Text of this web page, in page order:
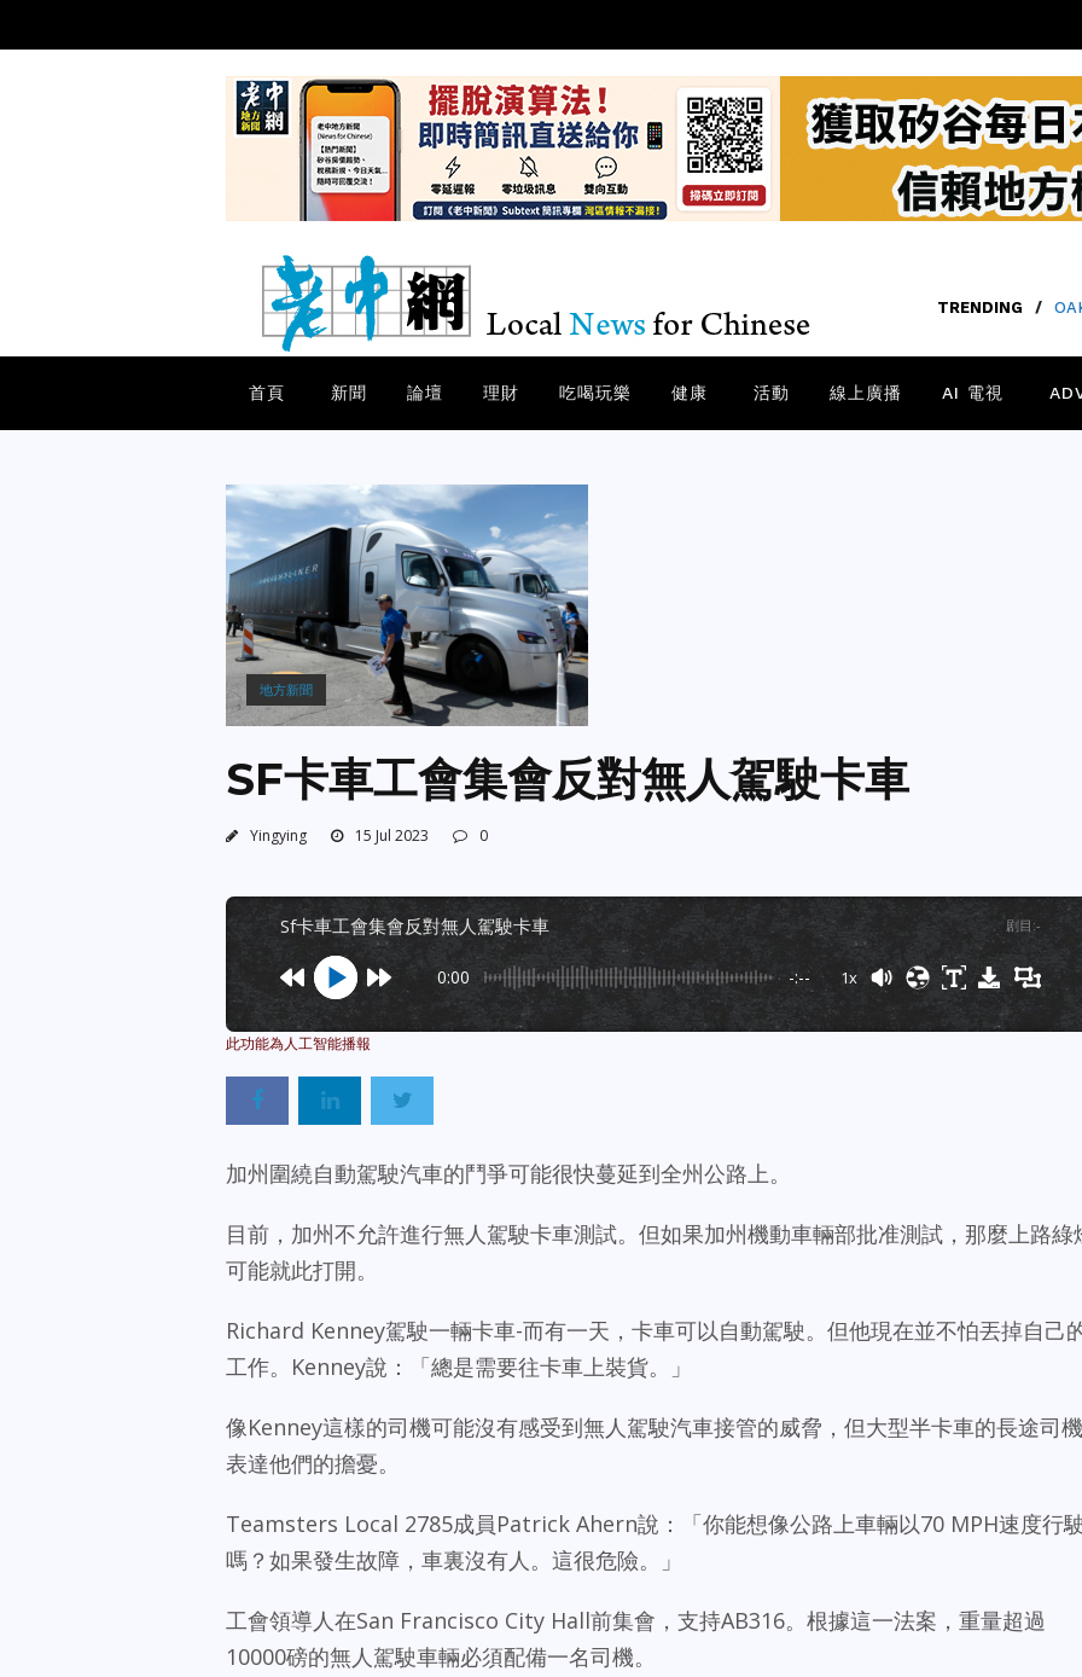
TRENDING /
首頁 新聞 論壇 理財 吃喝玩樂 健康 活動 線上廣播 AI 電視
地方新聞
SF卡車工會集會反對無人駕駛卡車
Yingying 15 Jul 2023 0
sf卡車工會集會反對無人駕駛卡車 剧目 :-
0:00 -:-- 1x
Powered By
加州圍繞自動駕駛汽車的鬥爭可能很快蔓延到全州公路上。
目前，加州不允許進行無人駕駛卡車測試。但如果加州機動車輛部批准測試，那麼上路綠
可能就此打開。
Richard Kenney駕駛一輛卡車-而有一天，卡車可以自動駕駛。但他現在並不怕丟掉自己
工作。Kenney說：「總是需要往卡車上裝貨。」
像Kenney這樣的司機可能沒有感受到無人駕駛汽車接管的威脅，但大型半卡車的長途司機
表達他們的擔憂。
Teamsters Local 2785成員Patrick Ahern說：「你能想像公路上車輛以70 MPH速度行
嗎？如果發生故障，車裏沒有人。這很危險。」
工會領導人在San Francisco City Hall前集會，支持AB316。根據這一法案，重量超過
10000磅的無人駕駛車輛必須配備一名司機。